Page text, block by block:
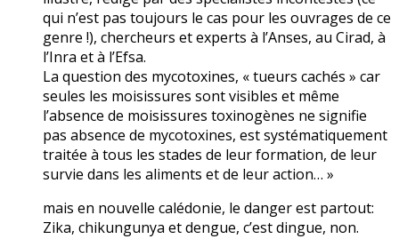
qui n’est pas toujours le cas pour les ouvrages de ce
genre !), chercheurs et experts à l’Anses, au Cirad, à
l’Inra et à l’Efsa.
La question des mycotoxines, « tueurs cachés » car
seules les moisissures sont visibles et même
l’absence de moisissures toxinogènes ne signifie
pas absence de mycotoxines, est systématiquement
traitée à tous les stades de leur formation, de leur
survie dans les aliments et de leur action… »
mais en nouvelle calédonie, le danger est partout:
Zika, chikungunya et dengue, c’est dingue, non.